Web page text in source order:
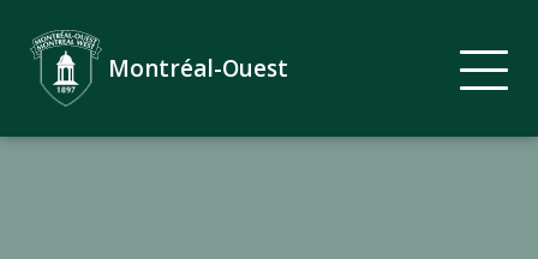
Montréal-Ouest